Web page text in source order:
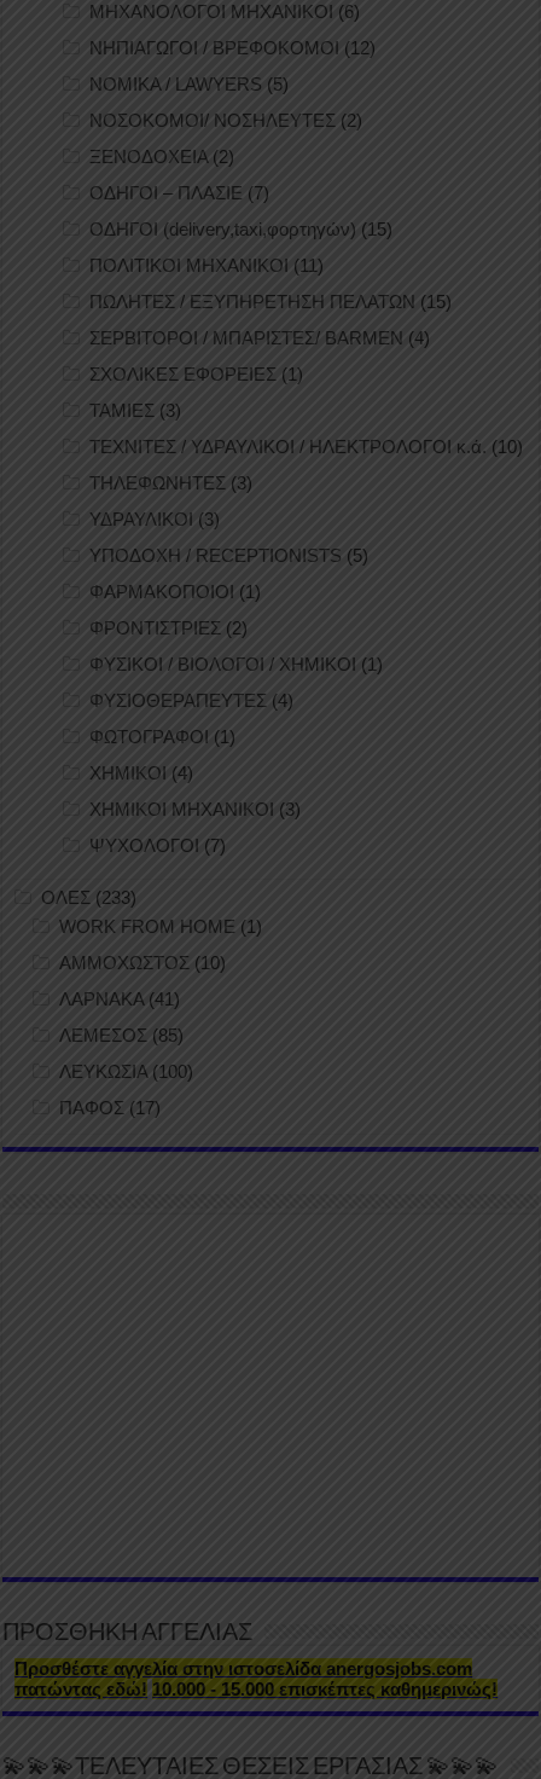
ΜΗΧΑΝΟΛΟΓΟΙ ΜΗΧΑΝΙΚΟΙ (6)
ΝΗΠΙΑΓΩΓΟΙ / ΒΡΕΦΟΚΟΜΟΙ (12)
ΝΟΜΙΚΑ / LAWYERS (5)
ΝΟΣΟΚΟΜΟΙ/ ΝΟΣΗΛΕΥΤΕΣ (2)
ΞΕΝΟΔΟΧΕΙΑ(2)
ΟΔΗΓΟΙ – ΠΛΑΣΙΕ (7)
ΟΔΗΓΟΙ (delivery,taxi,φορτηγών) (15)
ΠΟΛΙΤΙΚΟΙ ΜΗΧΑΝΙΚΟΙ (11)
ΠΩΛΗΤΕΣ / ΕΞΥΠΗΡΕΤΗΣΗ ΠΕΛΑΤΩΝ (15)
ΣΕΡΒΙΤΟΡΟΙ / ΜΠΑΡΙΣΤΕΣ/ BARMEN (4)
ΣΧΟΛΙΚΕΣ ΕΦΟΡΕΙΕΣ (1)
ΤΑΜΙΕΣ (3)
ΤΕΧΝΙΤΕΣ / ΥΔΡΑΥΛΙΚΟΙ / ΗΛΕΚΤΡΟΛΟΓΟΙ κ.ά. (10)
ΤΗΛΕΦΩΝΗΤΕΣ (3)
ΥΔΡΑΥΛΙΚΟΙ (3)
ΥΠΟΔΟΧΗ / RECEPTIONISTS (5)
ΦΑΡΜΑΚΟΠΟΙΟΙ (1)
ΦΡΟΝΤΙΣΤΡΙΕΣ (2)
ΦΥΣΙΚΟΙ / ΒΙΟΛΟΓΟΙ / ΧΗΜΙΚΟΙ (1)
ΦΥΣΙΟΘΕΡΑΠΕΥΤΕΣ (4)
ΦΩΤΟΓΡΑΦΟΙ (1)
ΧΗΜΙΚΟΙ (4)
ΧΗΜΙΚΟΙ ΜΗΧΑΝΙΚΟΙ (3)
ΨΥΧΟΛΟΓΟΙ (7)
ΟΛΕΣ (233)
WORK FROM HOME (1)
ΑΜΜΟΧΩΣΤΟΣ (10)
ΛΑΡΝΑΚΑ(41)
ΛΕΜΕΣΟΣ (85)
ΛΕΥΚΩΣΙΑ (100)
ΠΑΦΟΣ (17)
ΠΡΟΣΘΗΚΗ ΑΓΓΕΛΙΑΣ
Προσθέστε αγγελία στην ιστοσελίδα anergosjobs.com
πατώντας εδώ! 10.000 - 15.000 επισκέπτες καθημερινώς!
💫💫💫ΤΕΛΕΥΤΑΙΕΣ ΘΕΣΕΙΣ ΕΡΓΑΣΙΑΣ 💫💫💫